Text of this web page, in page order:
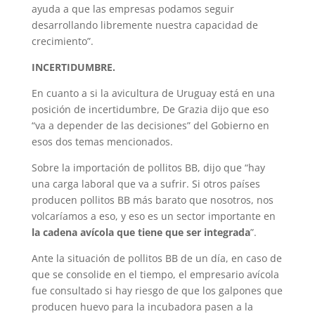
ayuda a que las empresas podamos seguir
desarrollando libremente nuestra capacidad de
crecimiento”.
INCERTIDUMBRE.
En cuanto a si la avicultura de Uruguay está en una
posición de incertidumbre, De Grazia dijo que eso
“va a depender de las decisiones” del Gobierno en
esos dos temas mencionados.
Sobre la importación de pollitos BB, dijo que “hay
una carga laboral que va a sufrir. Si otros países
producen pollitos BB más barato que nosotros, nos
volcaríamos a eso, y eso es un sector importante en
la cadena avícola que tiene que ser integrada”.
Ante la situación de pollitos BB de un día, en caso de
que se consolide en el tiempo, el empresario avícola
fue consultado si hay riesgo de que los galpones que
producen huevo para la incubadora pasen a la